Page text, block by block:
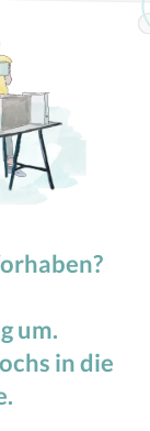
um.
in die